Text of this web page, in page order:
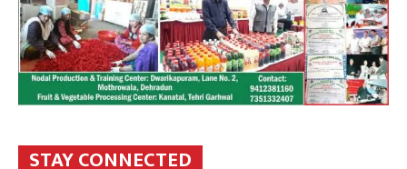
STAY CONNECTED